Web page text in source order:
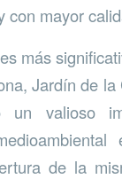
con mayor
más
Jardín de la
valioso
de la